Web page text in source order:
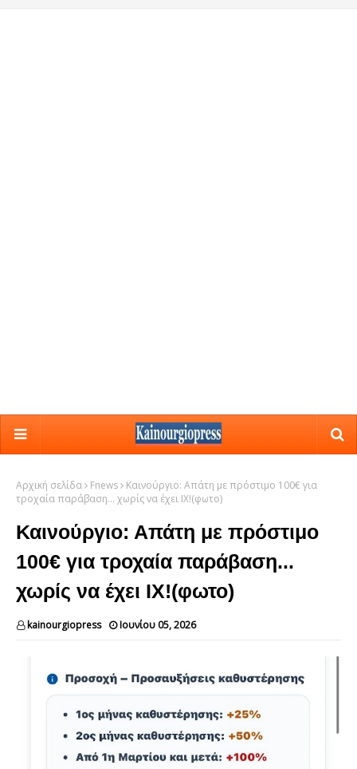
Αρχική σελίδα Fnews
Καινούργιο: Απάτη με πρόστιμο 100€ για
τροχαία παράβαση... χωρίς να έχει ΙΧ!(φωτο)
Καινούργιο: Απάτη με πρόστιμο
100€ για τροχαία παράβαση...
χωρίς να έχει ΙΧ!(φωτο)
kainourgiopress Ιουνίου 05, 2026